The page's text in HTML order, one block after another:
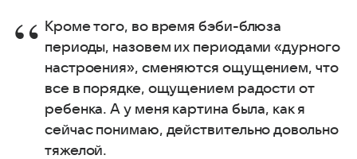
Кроме того, во время бэби-блюза
периоды, назовем их периодами «дурного
настроения», сменяются ощущением, что
все в порядке, ощущением радости от
ребенка. А у меня картина была, как я
сейчас понимаю, действительно довольно
тяжелой.